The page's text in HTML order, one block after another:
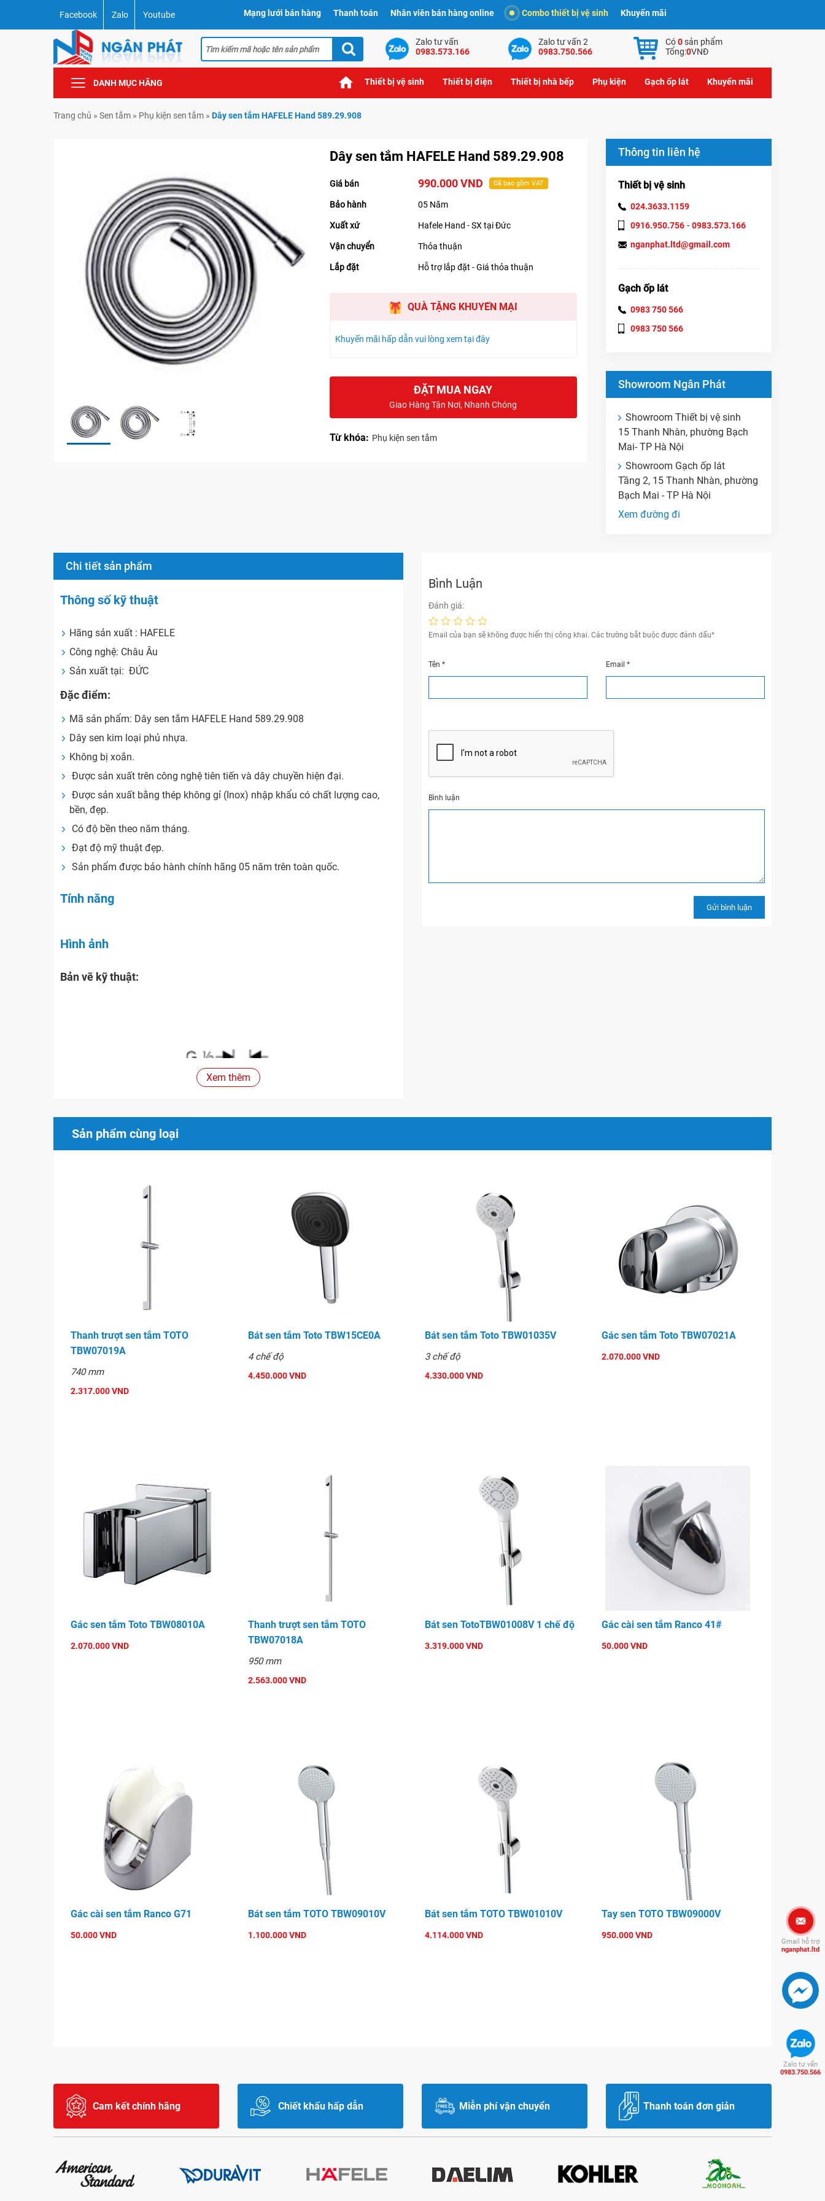
Facebook Zalo Youtube Mạng lưới bán hàng Thanh toán Nhân viên bán hàng online Combo thiết bị vệ sinh Khuyến mãi
Zalo tư vấn
0983.573.166
Zalo tư vấn 2
0983.750.566
Có0sản phẩm
Tổng:0VNĐ
DANH MỤC HÃNG Thiết bị vệ sinh Thiết bị điện Thiết bị nhà bếp Phụ kiện Gạch ốp lát Khuyến mãi
Trang chủ » Sen tắm » Phụ kiện sen tắm » Dây sen tắm HAFELE Hand 589.29.908
Dây sen tắm HAFELE Hand 589.29.908
Giá bán 990.000 VND Đã bao gồm VAT
Bảo hành 05 Năm
Xuất xứ Hafele Hand - SX tại Đức
Vận chuyển Thỏa thuận
Lắp đặt Hỗ trợ lắp đặt - Giá thỏa thuận
QUÀ TẶNG KHUYẾN MẠI
Khuyến mãi hấp dẫn vui lòng xem tại đây
ĐẶT MUA NGAY
Giao Hàng Tận Nơi, Nhanh Chóng
Từ khóa: Phụ kiện sen tắm
Thông tin liên hệ
Thiết bị vệ sinh
024.3633.1159
0916.950.756 - 0983.573.166
nganphat.ltd@gmail.com
Gạch ốp lát
0983 750 566
0983 750 566
Showroom Ngân Phát
Showroom Thiết bị vệ sinh
15 Thanh Nhàn, phường Bạch
Mai- TP Hà Nội
Showroom Gạch ốp lát
Tầng 2, 15 Thanh Nhàn, phường
Bạch Mai - TP Hà Nội
Xem đường đi
Chi tiết sản phẩm
Thông số kỹ thuật
Hãng sản xuất : HAFELE
Công nghệ: Châu Âu
Sản xuất tại: ĐỨC
Đặc điểm:
Mã sản phẩm: Dây sen tắm HAFELE Hand 589.29.908
Dây sen kim loại phủ nhựa.
Không bị xoắn.
Được sản xuất trên công nghệ tiên tiến và dây chuyền hiện đại.
Được sản xuất bằng thép không gỉ (Inox) nhập khẩu có chất lượng cao,
bền, đẹp.
Có độ bền theo năm tháng.
Đạt độ mỹ thuật đẹp.
Sản phẩm được bảo hành chính hãng 05 năm trên toàn quốc.
Tính năng
Hình ảnh
Bản vẽ kỹ thuật:
Dây sen tắm HAFELE Hand 589.29.908
Xem thêm
Bình Luận
Đánh giá:
Email của bạn sẽ không được hiển thị công khai. Các trường bắt buộc được đánh dấu*
Tên* Email *
Bình luận
Sản phẩm cùng loại
Thanh trượt sen tắm TOTO
TBW07019A
740 mm
2.317.000 VND
Bát sen tắm Toto TBW15CE0A
4 chế độ
4.450.000 VND
Bát sen tắm Toto TBW01035V
3 chế độ
4.330.000 VND
Gác sen tắm Toto TBW07021A
2.070.000 VND
Gác sen tắm Toto TBW08010A
2.070.000 VND
Thanh trượt sen tắm TOTO
TBW07018A
950 mm
2.563.000 VND
Bát sen TotoTBW01008V 1 chế độ
3.319.000 VND
Gác cài sen tắm Ranco 41#
50.000 VND
Gác cài sen tắm Ranco G71
50.000 VND
Bát sen tắm TOTO TBW09010V
1.100.000 VND
Bát sen tắm TOTO TBW01010V
4.114.000 VND
Tay sen TOTO TBW09000V
950.000 VND
Cam kết chính hãng Chiết khấu hấp dẫn Miễn phí vận chuyển Thanh toán đơn giản
Gmail hỗ trợ
nganphat.ltd
Zalo tư vấn
0983.750.566